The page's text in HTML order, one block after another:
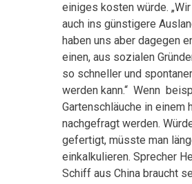
einiges kosten würde.
auch ins günstigere
haben uns aber dagegen
einen, aus sozialen
so schneller und
werden kann.“ Wenn
Gartenschläuche in einem
nachgefragt werden.
gefertigt, müsste man
einkalkulieren. Sprecher
Schiff aus China braucht